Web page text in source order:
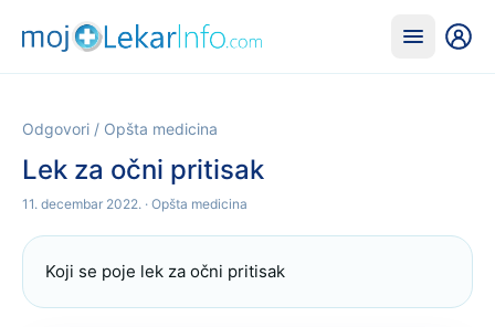
Odgovori / Opšta medicina
Lek za očni pritisak
11. decembar 2022. · Opšta medicina
Koji se poje lek za očni pritisak